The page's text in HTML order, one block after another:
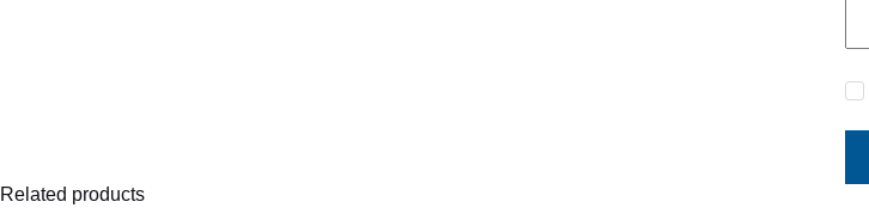
Related products